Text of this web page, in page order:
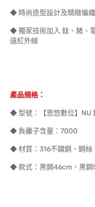
◆ 時尚造型設計及精緻編
◆ 獨家技術加入 鈦、鍺、
遠紅外線
產品規格：
◆ 型號：【恩悠數位】NU
◆ 負離子含量：7000
◆ 材質：316不鏽鋼、鋼絲
◆ 款式：黑鋼46cm、黑鋼